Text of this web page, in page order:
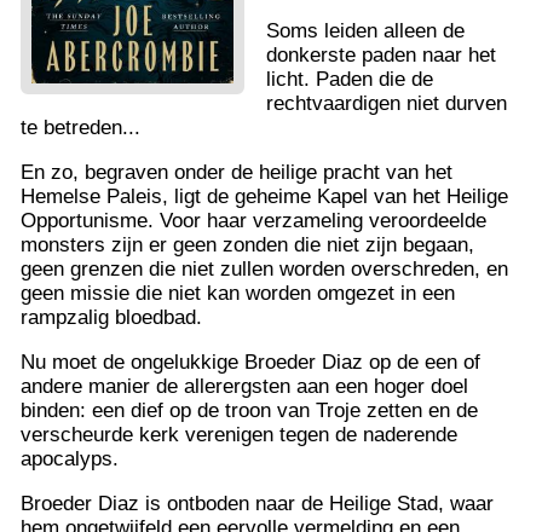
Soms leiden alleen de
donkerste paden naar het
licht. Paden die de
rechtvaardigen niet durven
te betreden...
En zo, begraven onder de heilige pracht van het
Hemelse Paleis, ligt de geheime Kapel van het Heilige
Opportunisme. Voor haar verzameling veroordeelde
monsters zijn er geen zonden die niet zijn begaan,
geen grenzen die niet zullen worden overschreden, en
geen missie die niet kan worden omgezet in een
rampzalig bloedbad.
Nu moet de ongelukkige Broeder Diaz op de een of
andere manier de allerergsten aan een hoger doel
binden: een dief op de troon van Troje zetten en de
verscheurde kerk verenigen tegen de naderende
apocalyps.
Broeder Diaz is ontboden naar de Heilige Stad, waar